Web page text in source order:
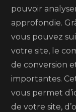
pouvoir
approfondie.
vous pouvez
votre site, le
de conversion
importantes.
vous permet
de votre site,